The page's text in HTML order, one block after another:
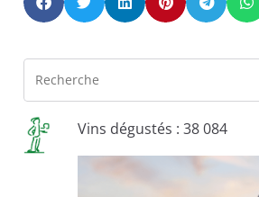
Vins dégustés : 38 084